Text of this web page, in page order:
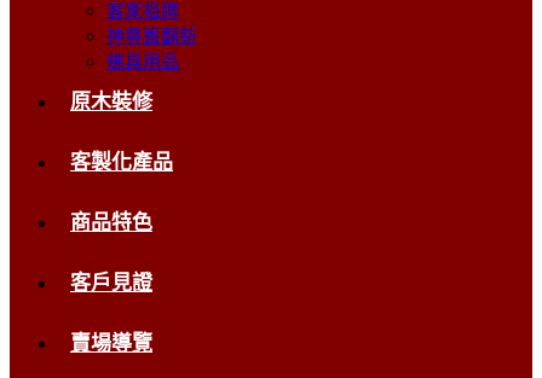
客家祖牌
神尊舊翻新
佛具用品
原木裝修
客製化產品
商品特色
客戶見證
賣場導覽